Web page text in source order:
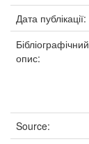
Дата публікації:
Бібліографічний
опис:
Source: